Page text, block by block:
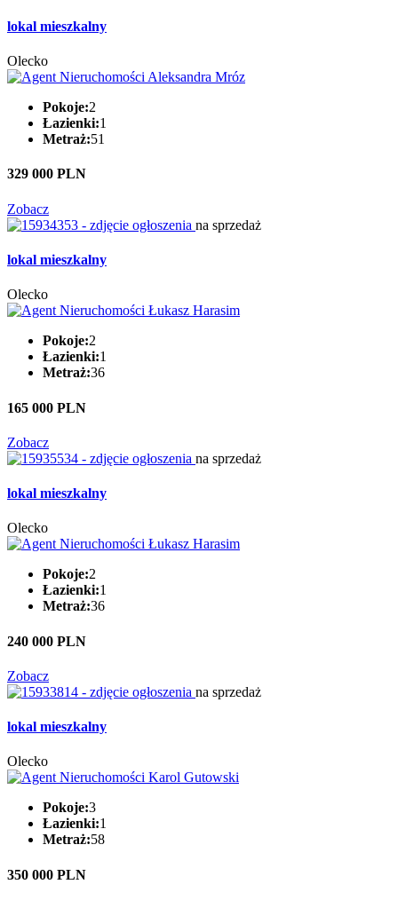
lokal mieszkalny
Olecko
Pokoje:2
Łazienki:1
Metraż:51
329 000 PLN
Zobacz
na sprzedaż
lokal mieszkalny
Olecko
Pokoje:2
Łazienki:1
Metraż:36
165 000 PLN
Zobacz
na sprzedaż
lokal mieszkalny
Olecko
Pokoje:2
Łazienki:1
Metraż:36
240 000 PLN
Zobacz
na sprzedaż
lokal mieszkalny
Olecko
Pokoje:3
Łazienki:1
Metraż:58
350 000 PLN